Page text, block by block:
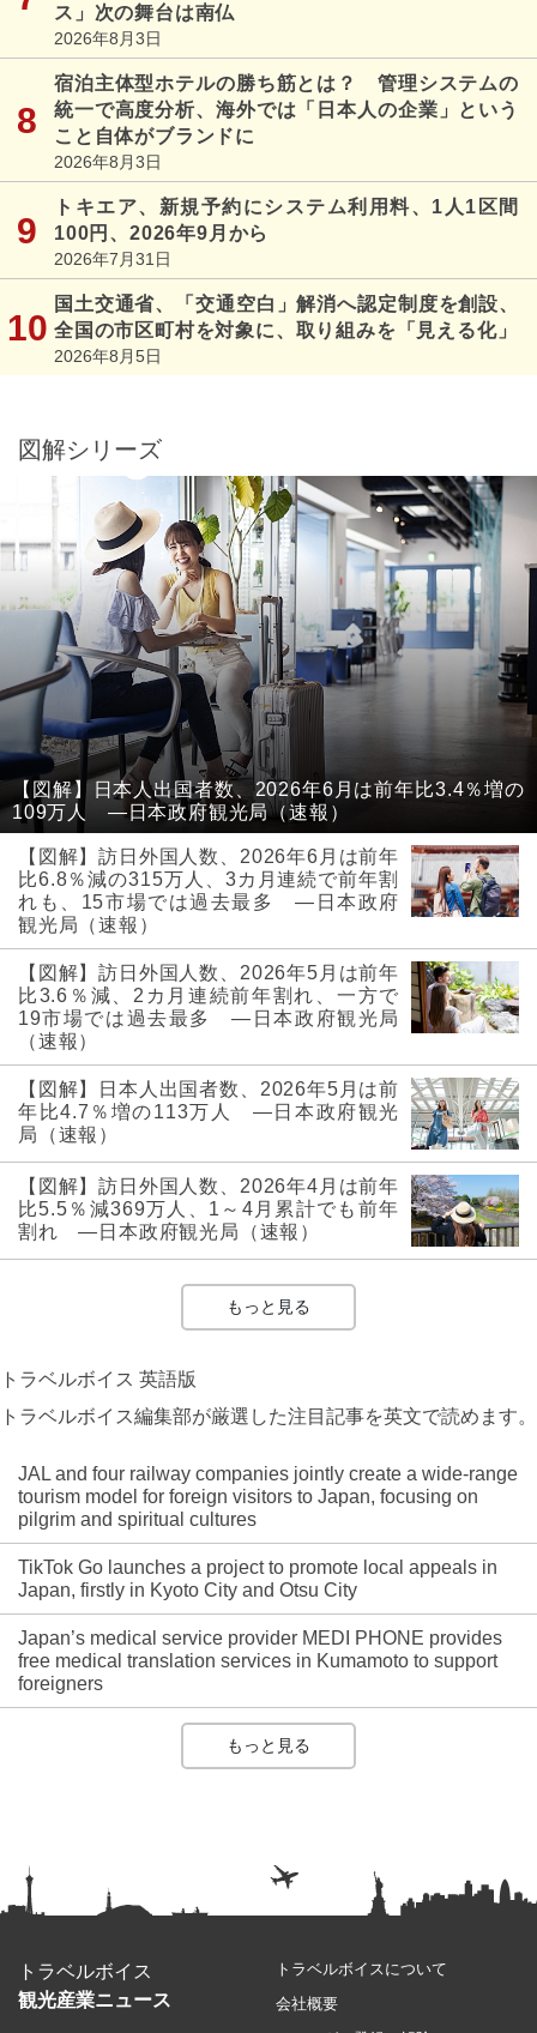
ス」次の舞台は南仏
2026年8月3日
宿泊主体型ホテルの勝ち筋とは？ 管理システムの
統一で高度分析、海外では「日本人の企業」という
こと自体がブランドに
2026年8月3日
トキエア、新規予約にシステム利用料、1人1区間
100円、2026年9月から
2026年7月31日
国土交通省、「交通空白」解消へ認定制度を創設、
全国の市区町村を対象に、取り組みを「見える化」
2026年8月5日
図解シリーズ
【図解】日本人出国者数、2026年6月は前年比3.4％増の
109万人 ―日本政府観光局（速報）
【図解】訪日外国人数、2026年6月は前年
比6.8％減の315万人、3カ月連続で前年割
れも、15市場では過去最多 ―日本政府
観光局（速報）
【図解】訪日外国人数、2026年5月は前年
比3.6％減、2カ月連続前年割れ、一方で
19市場では過去最多 ―日本政府観光局
（速報）
【図解】日本人出国者数、2026年5月は前
年比4.7％増の113万人 ―日本政府観光
局（速報）
【図解】訪日外国人数、2026年4月は前年
比5.5％減369万人、1～4月累計でも前年
割れ ―日本政府観光局（速報）
もっと見る
トラベルボイス 英語版
トラベルボイス編集部が厳選した注目記事を英文で読めます。
JAL and four railway companies jointly create a wide-range
tourism model for foreign visitors to Japan, focusing on
pilgrim and spiritual cultures
TikTok Go launches a project to promote local appeals in
Japan, firstly in Kyoto City and Otsu City
Japan’s medical service provider MEDI PHONE provides
free medical translation services in Kumamoto to support
foreigners
もっと見る
トラベルボイス
観光産業ニュース
トラベルボイスについて
会社概要